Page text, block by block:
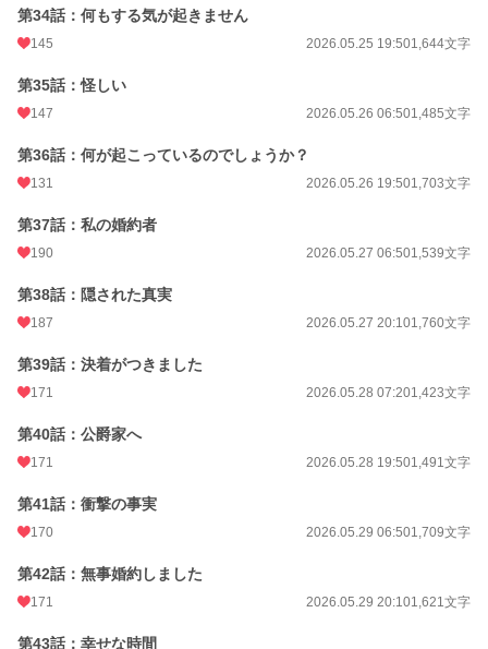
第34話：何もする気が起きません
145 2026.05.25 19:501,644文字
第35話：怪しい
147 2026.05.26 06:501,485文字
第36話：何が起こっているのでしょうか？
131 2026.05.26 19:501,703文字
第37話：私の婚約者
190 2026.05.27 06:501,539文字
第38話：隠された真実
187 2026.05.27 20:101,760文字
第39話：決着がつきました
171 2026.05.28 07:201,423文字
第40話：公爵家へ
171 2026.05.28 19:501,491文字
第41話：衝撃の事実
170 2026.05.29 06:501,709文字
第42話：無事婚約しました
171 2026.05.29 20:101,621文字
第43話：幸せな時間